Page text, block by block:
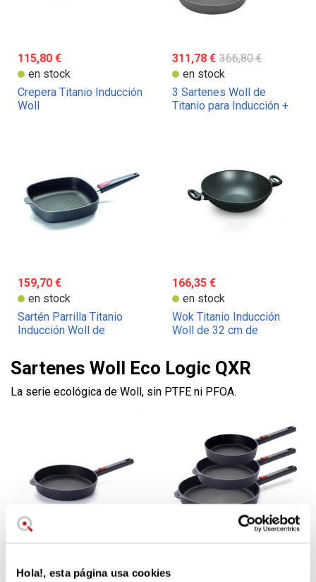
Hola!, esta página usa cookies
115,80 €
en stock
Crepera Titanio Inducción
Woll
311,78 € 366,80 €
en stock
3 Sartenes Woll de
Titanio para Inducción +
159,70 €
en stock
Sartén Parrilla Titanio
Inducción Woll de
166,35 €
en stock
Wok Titanio Inducción
Woll de 32 cm de
Sartenes Woll Eco Logic QXR
La serie ecológica de Woll, sin PTFE ni PFOA.
en stock